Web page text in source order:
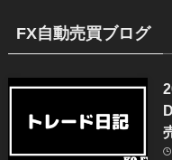
FX自動売買ブログ